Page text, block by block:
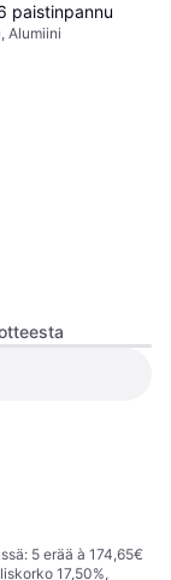
paistinpannu
Alumiini
5 erää à 174,65€
17,50%,